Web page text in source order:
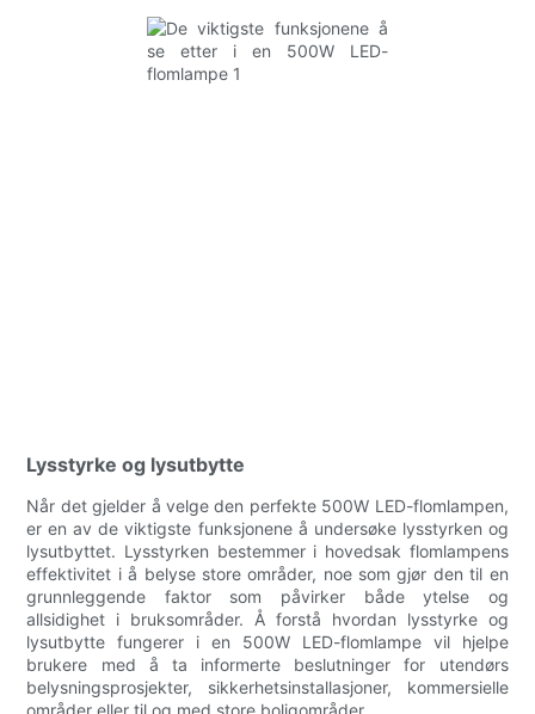
Lysstyrke og lysutbytte
Når det gjelder å velge den perfekte 500W LED-flomlampen,
er en av de viktigste funksjonene å undersøke lysstyrken og
lysutbyttet. Lysstyrken bestemmer i hovedsak flomlampens
effektivitet i å belyse store områder, noe som gjør den til en
grunnleggende faktor som påvirker både ytelse og
allsidighet i bruksområder. Å forstå hvordan lysstyrke og
lysutbytte fungerer i en 500W LED-flomlampe vil hjelpe
brukere med å ta informerte beslutninger for utendørs
belysningsprosjekter, sikkerhetsinstallasjoner, kommersielle
områder eller til og med store boligområder.